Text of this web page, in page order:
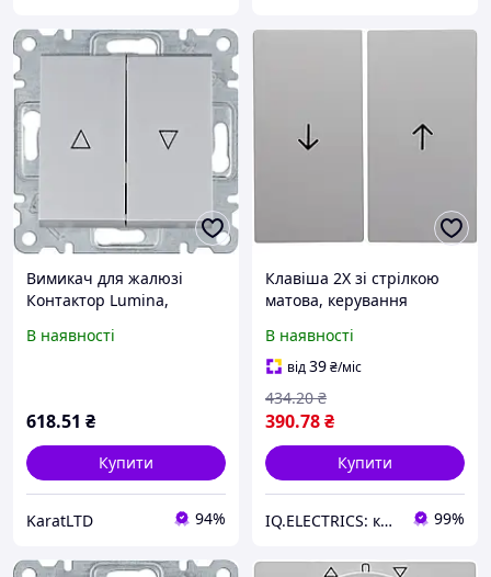
Вимикач для жалюзі
Контактор Lumina,
WL0322
В наявності
618.51 ₴
Купити
KaratLTD 94%
Клавіша 2Х зі стрілкою
матова, керування
В наявності
від39₴/міс
390.78₴
434.20 ₴
Купити
IQ.ELECTRICS: купити електрику оптом 99%